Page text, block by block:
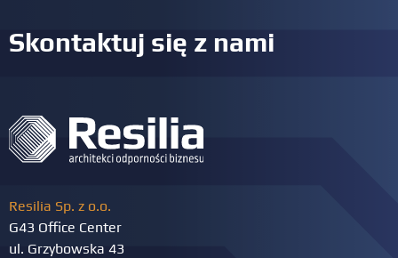
Skontaktuj się z nami
Resilia Sp. z o.o.
G43 Office Center
ul. Grzybowska 43